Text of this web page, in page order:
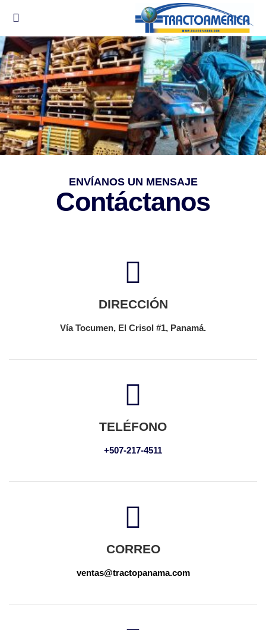
ENVÍANOS UN MENSAJE
Contáctanos
DIRECCIÓN
Vía Tocumen, El Crisol #1, Panamá.
TELÉFONO
+507-217-4511
CORREO
ventas@tractopanama.com